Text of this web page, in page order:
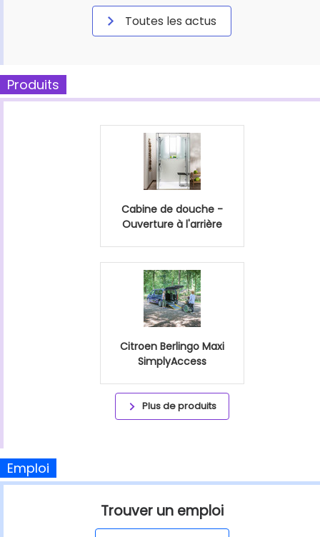
Toutes les actus
Produits
Cabine de douche -
Ouverture à l'arrière
Citroen Berlingo Maxi
SimplyAccess
Plus de produits
Emploi
Trouver un emploi